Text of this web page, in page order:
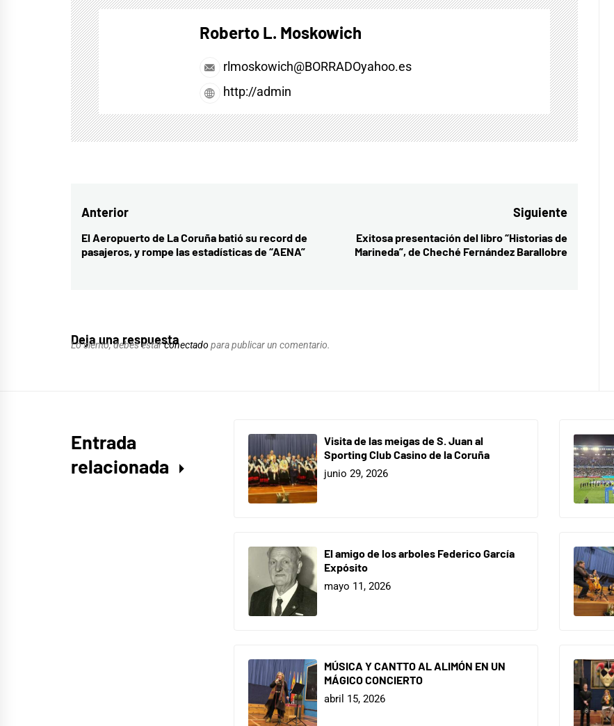
Roberto L. Moskowich
rlmoskowich@BORRADOyahoo.es
http://admin
Navegación
de
entradas
Anterior
Entrada
anterior:
El Aeropuerto de La Coruña batió su record de
pasajeros, y rompe las estadísticas de “AENA”
Siguiente
Entrada
siguiente:
Exitosa presentación del libro “Historias de
Marineda”, de Cheché Fernández Barallobre
Deja una respuesta
Lo siento, debes estarconectado para publicar un comentario.
Entrada
relacionada
Visita de las meigas de S. Juan al
Sporting Club Casino de la Coruña
junio 29, 2026
El amigo de los arboles Federico García
Expósito
mayo 11, 2026
MÚSICA Y CANTTO AL ALIMÓN EN UN
MÁGICO CONCIERTO
abril 15, 2026